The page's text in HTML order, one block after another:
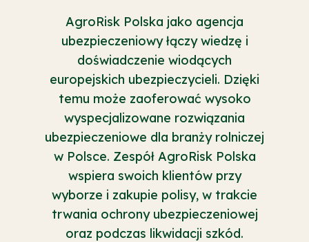
AgroRisk Polska jako agencja
ubezpieczeniowy łączy wiedzę i
doświadczenie wiodących
europejskich ubezpieczycieli. Dzięki
temu może zaoferować wysoko
wyspecjalizowane rozwiązania
ubezpieczeniowe dla branży rolniczej
w Polsce. Zespół AgroRisk Polska
wspiera swoich klientów przy
wyborze i zakupie polisy, w trakcie
trwania ochrony ubezpieczeniowej
oraz podczas likwidacji szkód.